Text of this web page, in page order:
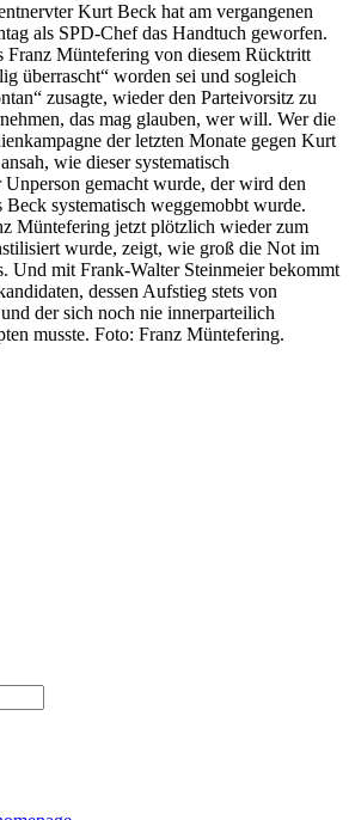
Kurt Beck hat am vergangenen
als SPD-Chef das Handtuch geworfen.
Franz Müntefering von diesem Rücktritt
überrascht“ worden sei und sogleich
zusagte, wieder den Parteivorsitz zu
das mag glauben, wer will. Wer die
der letzten Monate gegen Kurt
wie dieser systematisch
Unperson gemacht wurde, der wird den
systematisch weggemobbt wurde.
Müntefering jetzt plötzlich wieder zum
wurde, zeigt, wie groß die Not im
Und mit Frank-Walter Steinmeier bekommt
dessen Aufstieg stets von
der sich noch nie innerparteilich
musste. Foto: Franz Müntefering.